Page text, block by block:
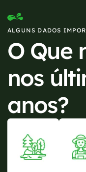
ALGUNS DADOS
O Que
nos
anos?